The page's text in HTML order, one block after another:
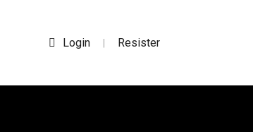
Login | Resister